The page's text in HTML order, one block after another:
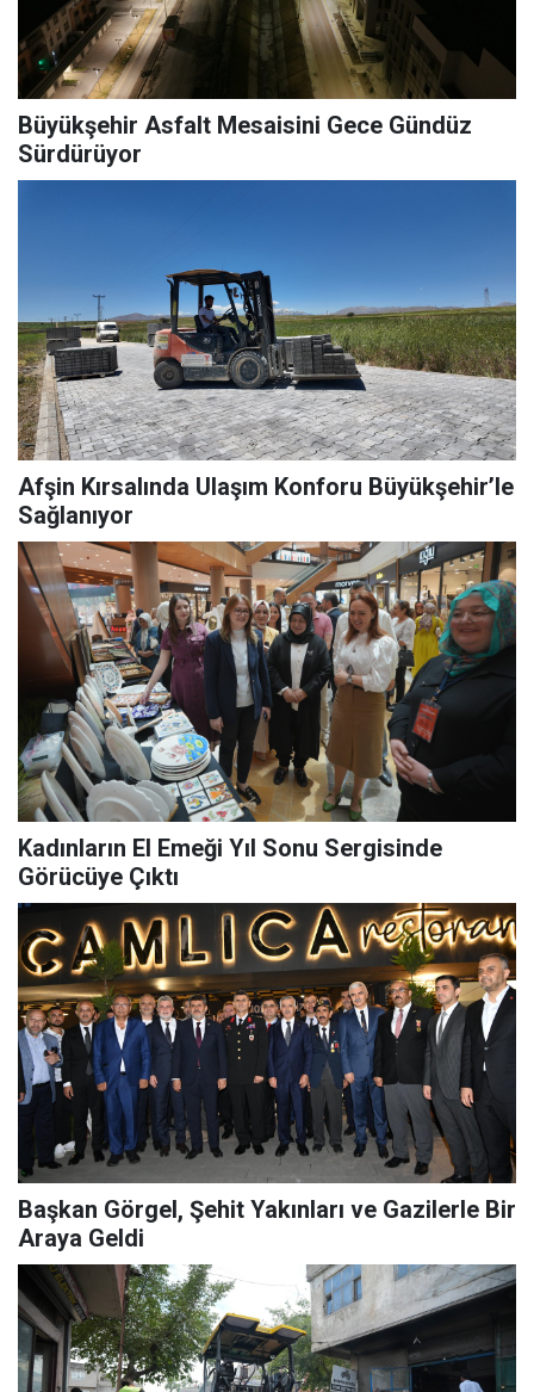
Büyükşehir Asfalt Mesaisini Gece Gündüz
Sürdürüyor
Afşin Kırsalında Ulaşım Konforu Büyükşehir’le
Sağlanıyor
Kadınların El Emeği Yıl Sonu Sergisinde
Görücüye Çıktı
Başkan Görgel, Şehit Yakınları ve Gazilerle Bir
Araya Geldi